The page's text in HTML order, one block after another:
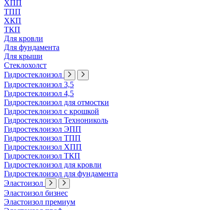
ХПП
ТПП
ХКП
ТКП
Для кровли
Для фундамента
Для крыши
Стеклохолст
Гидростеклоизол
Гидростеклоизол 3,5
Гидростеклоизол 4,5
Гидростеклоизол для отмостки
Гидростеклоизол с крошкой
Гидростеклоизол Технониколь
Гидростеклоизол ЭПП
Гидростеклоизол ТПП
Гидростеклоизол ХПП
Гидростеклоизол ТКП
Гидростеклоизол для кровли
Гидростеклоизол для фундамента
Эластоизол
Эластоизол бизнес
Эластоизол премиум